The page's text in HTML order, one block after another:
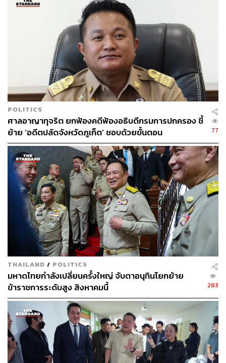
บทความที่เกี่ยวข้อง
ROXY ACTIVE BY NATURE 2023 งานวิ่งและโยคะที่
ยิ่งใหญ่ที่สุดสำหรับผู้หญิง
Bangkok Airways x Havaianas Surf Festival 2023 เท
ศกาลโต้คลื่นเขาหลัก และสีสันการท่องเที่ยวชายหาด
POLITICS
ศาลอาญาทุจริต ยกฟ้องคดีฟ้องอธิบดีกรมการปกครอง ชี้
ย้าย ‘อดีตปลัดจังหวัดภูเก็ต’ ชอบด้วยขั้นตอน
77
THAILAND / POLITICS
มหาดไทยกำลังเปลี่ยนครั้งใหญ่ จับตาอนุทินโยกย้าย
ข้าราชการระดับสูง สิงหาคมนี้
283